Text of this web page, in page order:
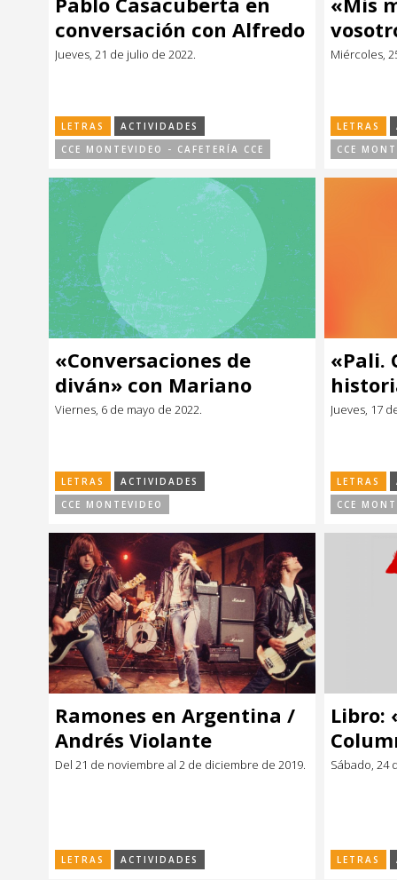
Sin categoría Sin categoría
conversación con Alfredo
Ghierra
Jueves, 21 de julio de 2022.
LETRAS
ACTIVIDADES
CCE MONTEVIDEO - CAFETERÍA CCE
Miércoles,
LETRAS
CCE
«Conversaciones de
diván» con Mariano
Horenstein
Viernes, 6 de mayo de 2022.
LETRAS
ACTIVIDADES
CCE MONTEVIDEO
«Pali.
Jueves, 17
LETRAS
CCE
Ramones en Argentina /
Andrés Violante
Del 21 de noviembre al 2 de diciembre de 2019.
LETRAS ACTIVIDADES
Libro:
Emilio
Sábado, 24
LETRAS